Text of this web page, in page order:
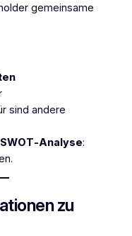
gemeinsame
sind andere
:
zu